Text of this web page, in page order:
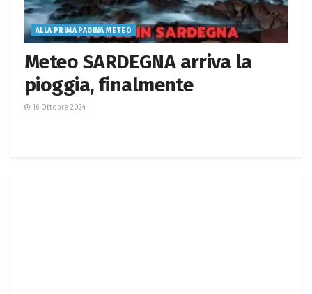
ALLA PRIMA PAGINA METEO
Meteo SARDEGNA arriva la
pioggia, finalmente
16 Ottobre 2024